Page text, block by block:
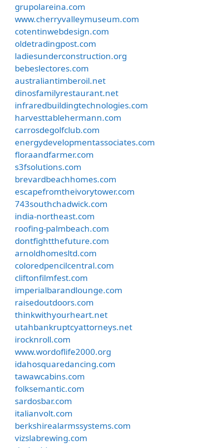
grupolareina.com
www.cherryvalleymuseum.com
cotentinwebdesign.com
oldetradingpost.com
ladiesunderconstruction.org
bebeslectores.com
australiantimberoil.net
dinosfamilyrestaurant.net
infraredbuildingtechnologies.com
harvesttablehermann.com
carrosdegolfclub.com
energydevelopmentassociates.com
floraandfarmer.com
s3fsolutions.com
brevardbeachhomes.com
escapefromtheivorytower.com
743southchadwick.com
india-northeast.com
roofing-palmbeach.com
dontfightthefuture.com
arnoldhomesltd.com
coloredpencilcentral.com
cliftonfilmfest.com
imperialbarandlounge.com
raisedoutdoors.com
thinkwithyourheart.net
utahbankruptcyattorneys.net
irocknroll.com
www.wordoflife2000.org
idahosquaredancing.com
tawawcabins.com
folksemantic.com
sardosbar.com
italianvolt.com
berkshirealarmssystems.com
vizslabrewing.com